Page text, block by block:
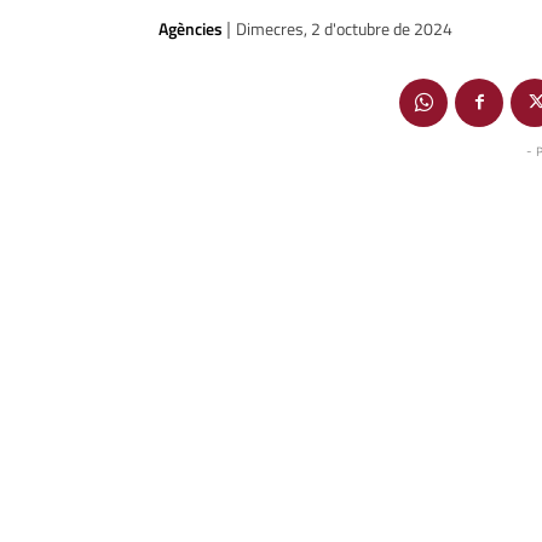
Agències | Dimecres, 2 d'octubre de 2024
-